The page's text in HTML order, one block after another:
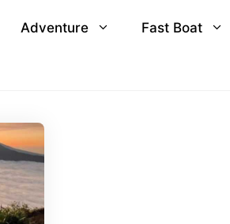
Adventure Fast Boat